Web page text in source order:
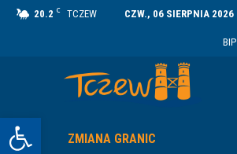
Otwórz pasek narzędzi
20.2 C TCZEW CZW., 06 SIERPNIA 2026
BIP
ZMIANA GRANIC